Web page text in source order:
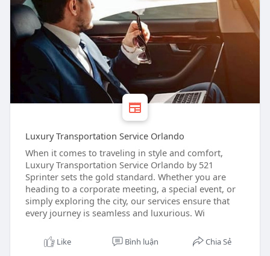
Luxury Transportation Service Orlando
When it comes to traveling in style and comfort,
Luxury Transportation Service Orlando by 521
Sprinter sets the gold standard. Whether you are
heading to a corporate meeting, a special event, or
simply exploring the city, our services ensure that
every journey is seamless and luxurious. Wi
Like Bình luận Chia Sẻ